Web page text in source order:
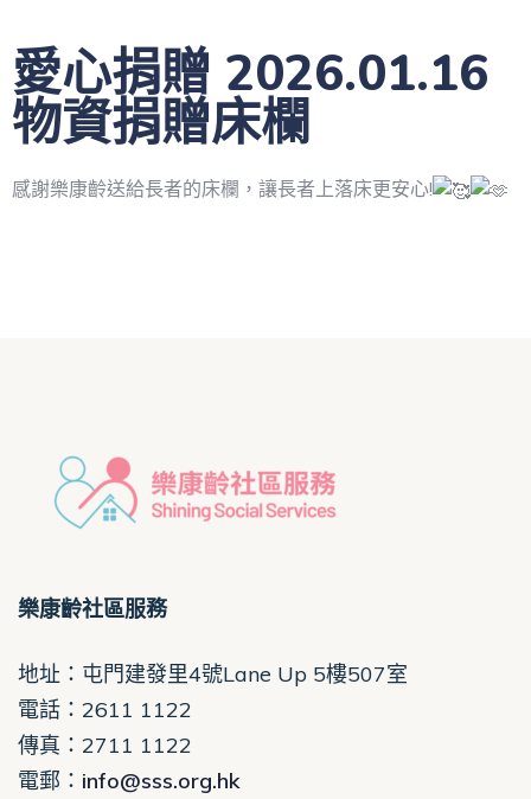
愛心捐贈 2026.01.16
物資捐贈床欄
感謝樂康齡送給長者的床欄，讓長者上落床更安心!
樂康齡社區服務
地址：屯門建發里4號Lane Up 5樓507室
電話 ：2611 1122
傳真：2711 1122
電郵 ： info@sss.org.hk